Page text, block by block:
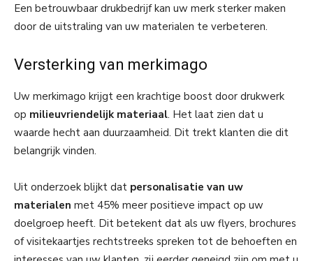
Een betrouwbaar drukbedrijf kan uw merk sterker maken
door de uitstraling van uw materialen te verbeteren.
Versterking van merkimago
Uw merkimago krijgt een krachtige boost door drukwerk
op milieuvriendelijk materiaal. Het laat zien dat u
waarde hecht aan duurzaamheid. Dit trekt klanten die dit
belangrijk vinden.
Uit onderzoek blijkt dat personalisatie van uw
materialen met 45% meer positieve impact op uw
doelgroep heeft. Dit betekent dat als uw flyers, brochures
of visitekaartjes rechtstreeks spreken tot de behoeften en